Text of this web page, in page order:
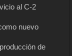
al C-2
nuevo
de